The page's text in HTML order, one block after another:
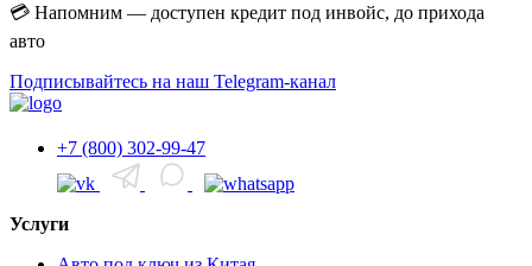
💳 Напомним — доступен кредит под инвойс, до прихода
авто
Подписывайтесь на наш Telegram-канал
+7 (800) 302-99-47
Услуги